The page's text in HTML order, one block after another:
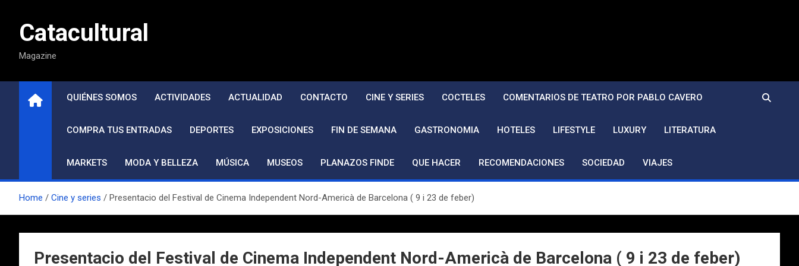
contenidoCatacultural
Magazine
QUIÉNES SOMOS ACTIVIDADES ACTUALIDAD CONTACTO CINE Y SERIES COCTELES COMENTARIOS DE TEATRO POR PABLO CAVERO
COMPRA TUS ENTRADAS DEPORTES EXPOSICIONES FIN DE SEMANA GASTRONOMIA HOTELES LIFESTYLE LUXURY LITERATURA
MARKETS MODA Y BELLEZA MÚSICA MUSEOS PLANAZOS FINDE QUE HACER RECOMENDACIONES SOCIEDAD VIAJES
Home Cine y series Presentacio del Festival de Cinema Independent Nord-Americà de Barcelona ( 9 i 23 de feber)
Presentacio del Festival de Cinema Independent Nord-Americà de Barcelona ( 9 i 23 de feber)